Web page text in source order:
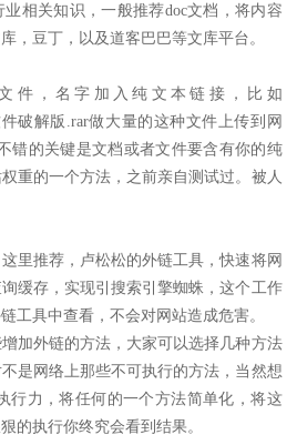
相关知识，一般推荐doc文档，将内容
，豆丁，以及道客巴巴等文库平台。
，名字加入纯文本链接，比如
破解版.rar做大量的这种文件上传到网
错的关键是文档或者文件要含有你的纯
重的一个方法，之前亲自测试过。被人
推荐，卢松松的外链工具，快速将网
缓存，实现引搜索引擎蜘蛛，这个工作
工具中查看，不会对网站造成危害。
外链的方法，大家可以选择几种方法
是网络上那些不可执行的方法，当然想
行力，将任何的一个方法简单化，将这
的执行你终究会看到结果。